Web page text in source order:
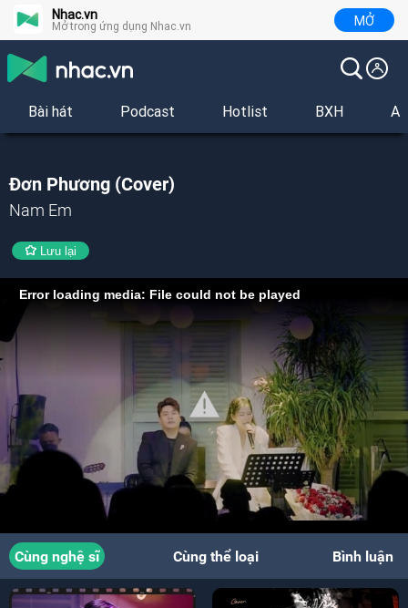
Nhac.vn
Mở trong ứng dụng Nhac.vn MỞ
Bài hát Podcast Hotlist BXH
Đơn Phương (Cover)
Nam Em
Lưu lại
Error loading media: File could not be played
Cùng nghệ sĩ Cùng thể loại Bình luận